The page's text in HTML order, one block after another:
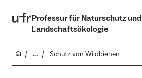
Professur für Naturschutz und
Landschaftsökologie
... Schutz von Wildbienen